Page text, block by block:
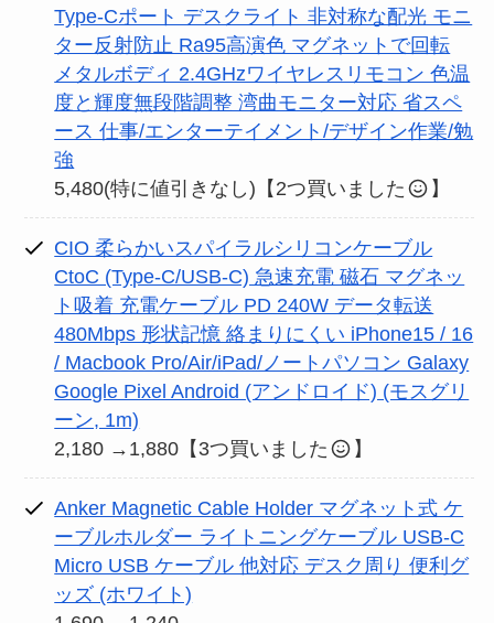
Type-Cポート デスクライト 非対称な配光 モニ
ター反射防止 Ra95高演色 マグネットで回転
メタルボディ 2.4GHzワイヤレスリモコン 色温
度と輝度無段階調整 湾曲モニター対応 省スペ
ース 仕事/エンターテイメント/デザイン作業/勉
強
5,480(特に値引きなし)【2つ買いました
】
CIO 柔らかいスパイラルシリコンケーブル
CtoC (Type-C/USB-C) 急速充電 磁石 マグネッ
ト吸着 充電ケーブル PD 240W データ転送
480Mbps 形状記憶 絡まりにくい iPhone15 / 16
/ Macbook Pro/Air/iPad/ノートパソコン Galaxy
Google Pixel Android (アンドロイド) (モスグリ
ーン, 1m)
2,180 →1,880【3つ買いました
】
Anker Magnetic Cable Holder マグネット式 ケ
ーブルホルダー ライトニングケーブル USB-C
Micro USB ケーブル 他対応 デスク周り 便利グ
ッズ (ホワイト)